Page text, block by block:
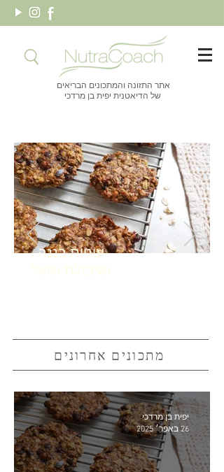
אתר התזונה והמתכונים הבריאים
של הדיאטנית יפית בן מרדכי
עוגיות בננה
יפית בן מרדכי
26 באפר׳ 2025